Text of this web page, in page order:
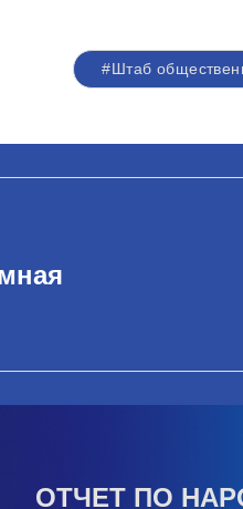
#Штаб
ОТЧЕТ ПО